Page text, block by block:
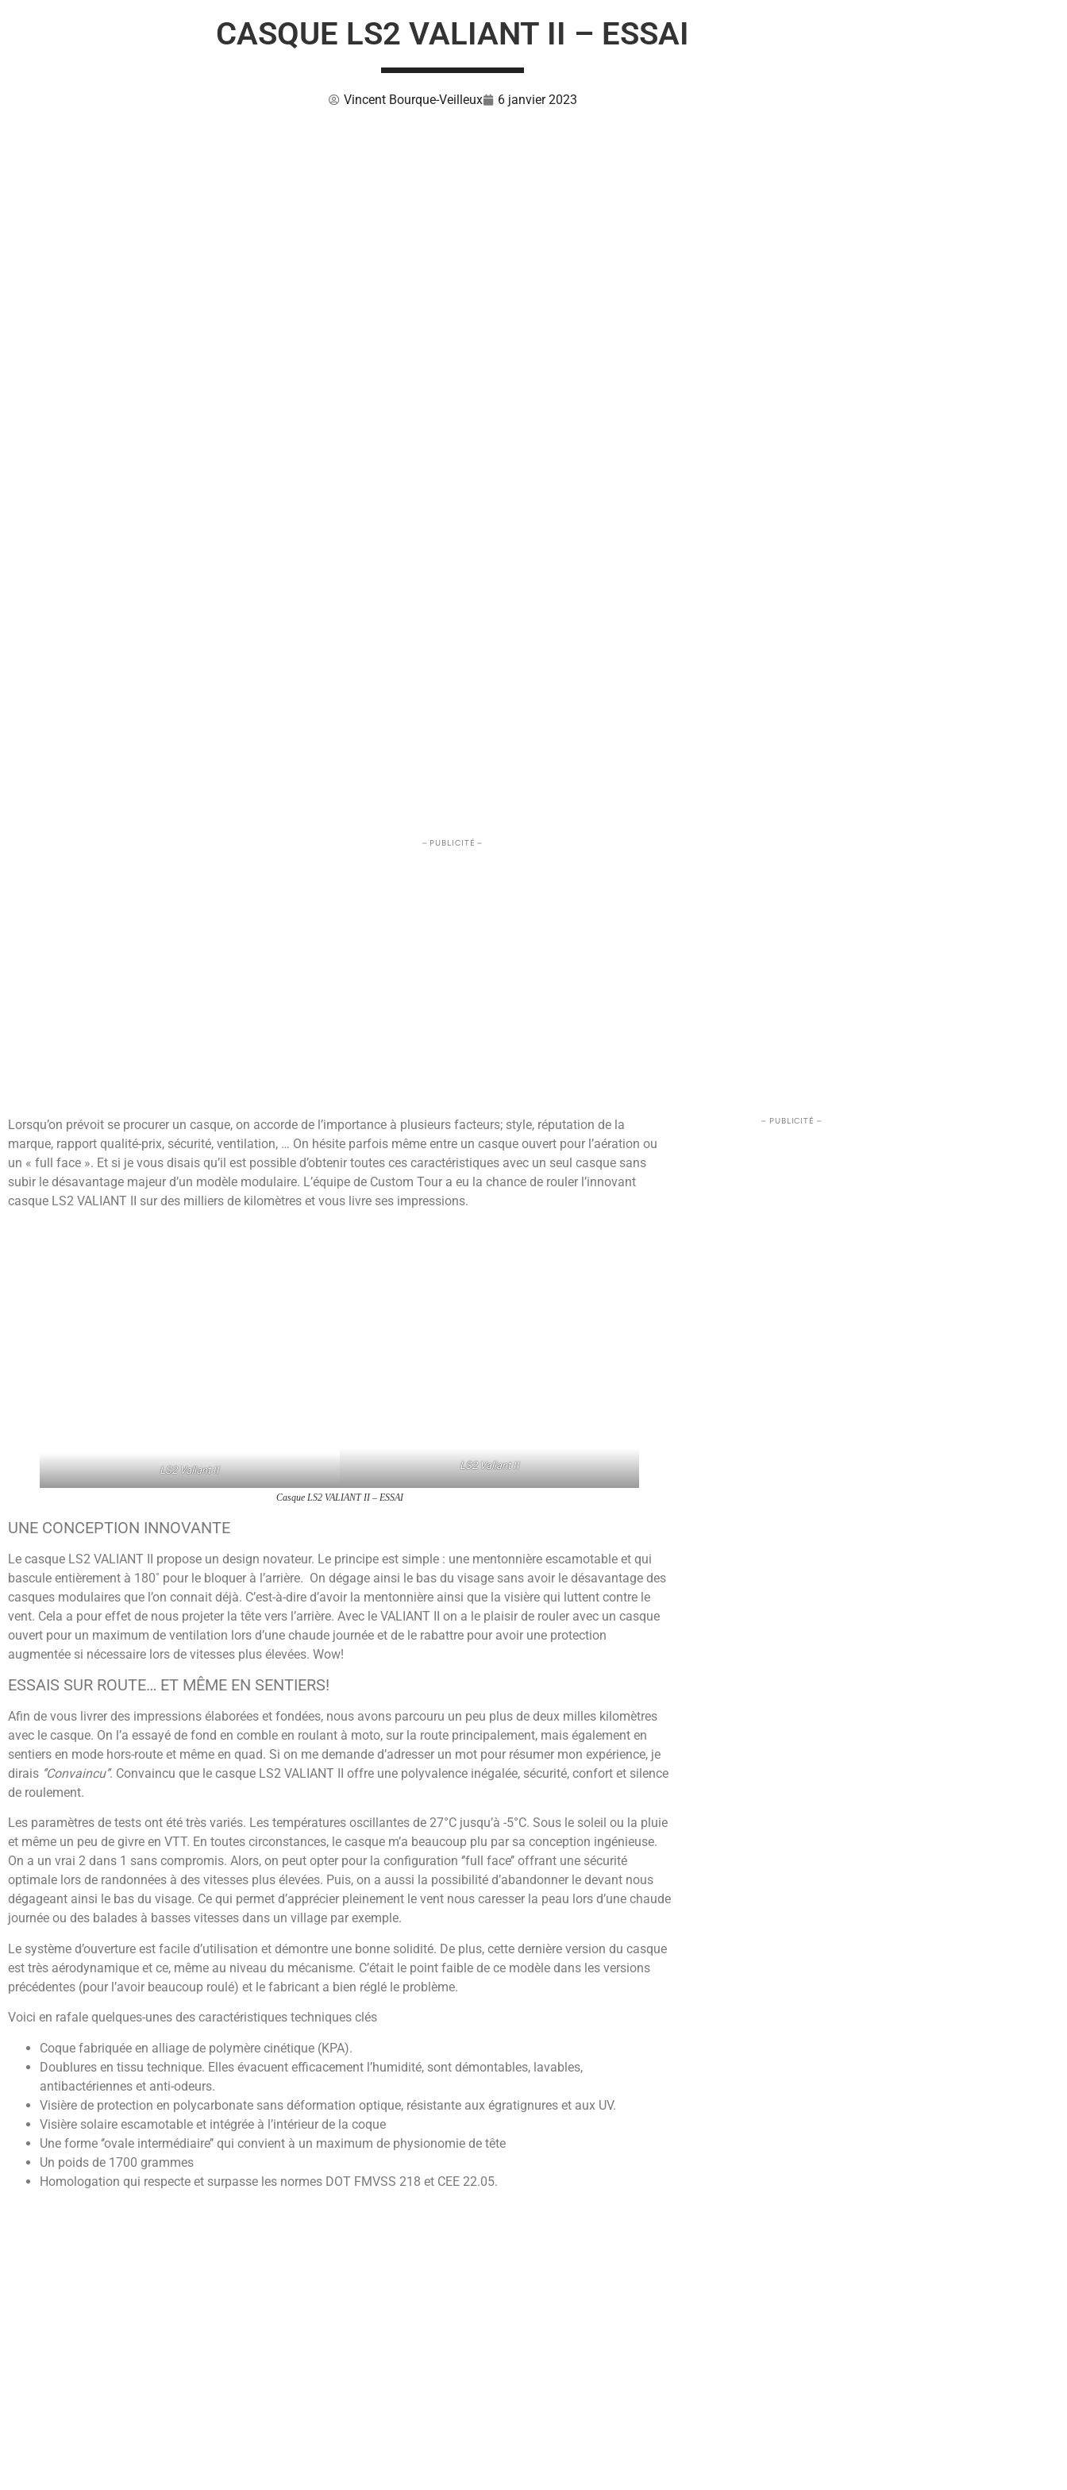
CASQUE LS2 VALIANT II – ESSAI
Vincent Bourque-Veilleux 6 janvier 2023
– PUBLICITÉ –
Lorsqu’on prévoit se procurer un casque, on accorde de l’importance à plusieurs facteurs; style, réputation de la
marque, rapport qualité-prix, sécurité, ventilation, … On hésite parfois même entre un casque ouvert pour l’aération ou
un « full face ». Et si je vous disais qu’il est possible d’obtenir toutes ces caractéristiques avec un seul casque sans
subir le désavantage majeur d’un modèle modulaire. L’équipe de Custom Tour a eu la chance de rouler l’innovant
casque LS2 VALIANT II sur des milliers de kilomètres et vous livre ses impressions.
LS2 Valiant II LS2 Valiant II
Casque LS2 VALIANT II – ESSAI
UNE CONCEPTION INNOVANTE
Le casque LS2 VALIANT II propose un design novateur. Le principe est simple : une mentonnière escamotable et qui
bascule entièrement à 180˚ pour le bloquer à l’arrière. On dégage ainsi le bas du visage sans avoir le désavantage des
casques modulaires que l’on connait déjà. C’est-à-dire d’avoir la mentonnière ainsi que la visière qui luttent contre le
vent. Cela a pour effet de nous projeter la tête vers l’arrière. Avec le VALIANT II on a le plaisir de rouler avec un casque
ouvert pour un maximum de ventilation lors d’une chaude journée et de le rabattre pour avoir une protection
augmentée si nécessaire lors de vitesses plus élevées. Wow!
ESSAIS SUR ROUTE… ET MÊME EN SENTIERS!
Afin de vous livrer des impressions élaborées et fondées, nous avons parcouru un peu plus de deux milles kilomètres
avec le casque. On l’a essayé de fond en comble en roulant à moto, sur la route principalement, mais également en
sentiers en mode hors-route et même en quad. Si on me demande d’adresser un mot pour résumer mon expérience, je
dirais ‘’Convaincu’’. Convaincu que le casque LS2 VALIANT II offre une polyvalence inégalée, sécurité, confort et silence
de roulement.
Les paramètres de tests ont été très variés. Les températures oscillantes de 27°C jusqu’à -5°C. Sous le soleil ou la pluie
et même un peu de givre en VTT. En toutes circonstances, le casque m’a beaucoup plu par sa conception ingénieuse.
On a un vrai 2 dans 1 sans compromis. Alors, on peut opter pour la configuration ‘’full face’’ offrant une sécurité
optimale lors de randonnées à des vitesses plus élevées. Puis, on a aussi la possibilité d’abandonner le devant nous
dégageant ainsi le bas du visage. Ce qui permet d’apprécier pleinement le vent nous caresser la peau lors d’une chaude
journée ou des balades à basses vitesses dans un village par exemple.
Le système d’ouverture est facile d’utilisation et démontre une bonne solidité. De plus, cette dernière version du casque
est très aérodynamique et ce, même au niveau du mécanisme. C’était le point faible de ce modèle dans les versions
précédentes (pour l’avoir beaucoup roulé) et le fabricant a bien réglé le problème.
Voici en rafale quelques-unes des caractéristiques techniques clés
Coque fabriquée en alliage de polymère cinétique (KPA).
Doublures en tissu technique. Elles évacuent efficacement l’humidité, sont démontables, lavables,
antibactériennes et anti-odeurs.
Visière de protection en polycarbonate sans déformation optique, résistante aux égratignures et aux UV.
Visière solaire escamotable et intégrée à l’intérieur de la coque
Une forme ‘’ovale intermédiaire’’ qui convient à un maximum de physionomie de tête
Un poids de 1700 grammes
Homologation qui respecte et surpasse les normes DOT FMVSS 218 et CEE 22.05.
– PUBLICITÉ –